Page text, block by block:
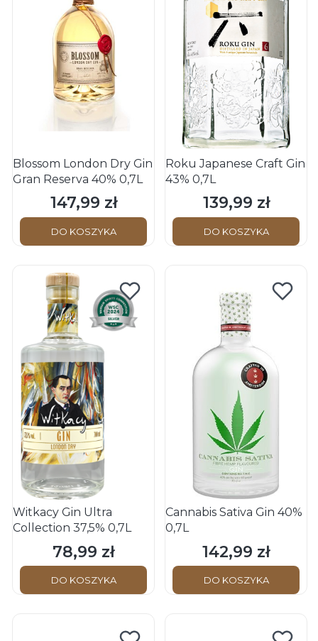
Blossom London Dry Gin
Gran Reserva 40% 0,7L
Cena
147,99 zł
DO KOSZYKA
Roku Japanese Craft Gin
43% 0,7L
Cena
139,99 zł
DO KOSZYKA
Witkacy Gin Ultra
Collection 37,5% 0,7L
Cena
78,99 zł
DO KOSZYKA
Cannabis Sativa Gin 40%
0,7L
Cena
142,99 zł
DO KOSZYKA